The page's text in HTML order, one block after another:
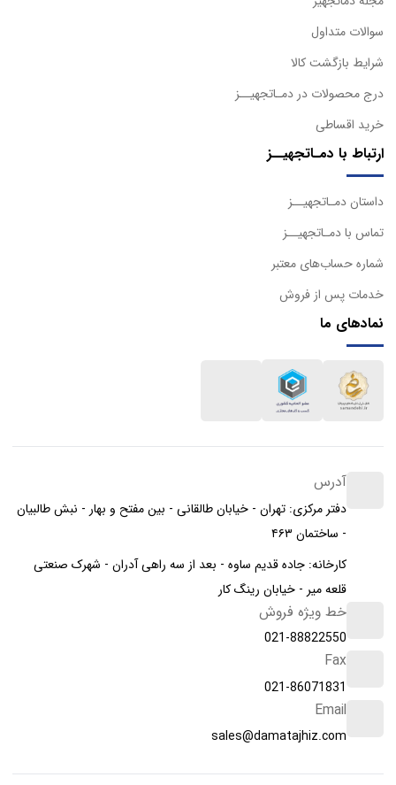
سوالات متداول
شرایط بازگشت کالا
درج محصولات در دمـاتجهیــز
خرید اقساطی
ارتباط با دمـاتجهیــز
داستان دمـاتجهیــز
تماس با دمـاتجهیــز
شماره حساب‌های معتبر
خدمات پس از فروش
نمادهای ما
آدرس
دفتر مرکزی: تهران - خیابان طالقانی - بین مفتح و بهار - نبش طالبیان
- ساختمان ۴۶۳
کارخانه: جاده قدیم ساوه - بعد از سه راهی آدران - شهرک صنعتی
قلعه میر - خیابان رینگ کار
خط ویژه فروش
021-88822550
Fax
021-86071831
Email
sales@damatajhiz.com